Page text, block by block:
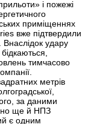
і пожежі
приміщеннях
вже підтвердили
Внаслідок удару
тимчасово
метрів
за даними
ще й НПЗ
є одним